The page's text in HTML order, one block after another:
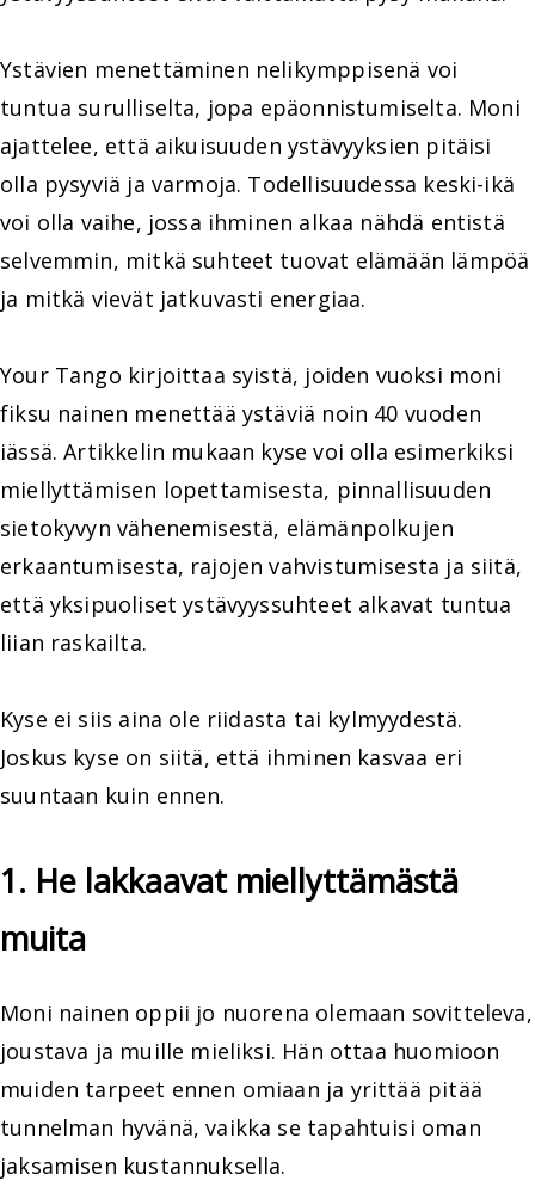
Ystävien menettäminen nelikymppisenä voi
tuntua surulliselta, jopa epäonnistumiselta. Moni
ajattelee, että aikuisuuden ystävyyksien pitäisi
olla pysyviä ja varmoja. Todellisuudessa keski-ikä
voi olla vaihe, jossa ihminen alkaa nähdä entistä
selvemmin, mitkä suhteet tuovat elämään lämpöä
ja mitkä vievät jatkuvasti energiaa.
Your Tango kirjoittaa syistä, joiden vuoksi moni
fiksu nainen menettää ystäviä noin 40 vuoden
iässä. Artikkelin mukaan kyse voi olla esimerkiksi
miellyttämisen lopettamisesta, pinnallisuuden
sietokyvyn vähenemisestä, elämänpolkujen
erkaantumisesta, rajojen vahvistumisesta ja siitä,
että yksipuoliset ystävyyssuhteet alkavat tuntua
liian raskailta.
Kyse ei siis aina ole riidasta tai kylmyydestä.
Joskus kyse on siitä, että ihminen kasvaa eri
suuntaan kuin ennen.
1. He lakkaavat miellyttämästä
muita
Moni nainen oppii jo nuorena olemaan sovitteleva,
joustava ja muille mieliksi. Hän ottaa huomioon
muiden tarpeet ennen omiaan ja yrittää pitää
tunnelman hyvänä, vaikka se tapahtuisi oman
jaksamisen kustannuksella.